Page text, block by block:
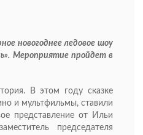
новогоднее ледовое шоу
Мероприятие пройдет в
В этом году сказке
и мультфильмы, ставили
представление от Ильи
председателя